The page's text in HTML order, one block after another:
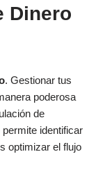
Dinero
. Gestionar tus
poderosa
de
identificar
optimizar el flujo